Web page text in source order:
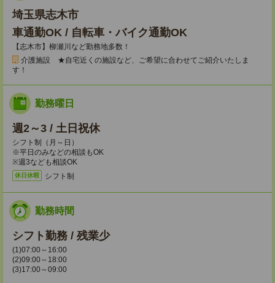
埼玉県志木市
車通勤OK / 自転車・バイク通勤OK
【志木市】柳瀬川など勤務地多数！
介護施設 ★自宅近くの施設など、ご希望に合わせてご紹介いたしま
す！
勤務曜日
週2～3 / 土日祝休
シフト制（月～日）
※平日のみなどの相談もOK
※週3なども相談OK
休日休暇 シフト制
勤務時間
シフト勤務 / 残業少
(1)07:00～16:00
(2)09:00～18:00
(3)17:00～09:00